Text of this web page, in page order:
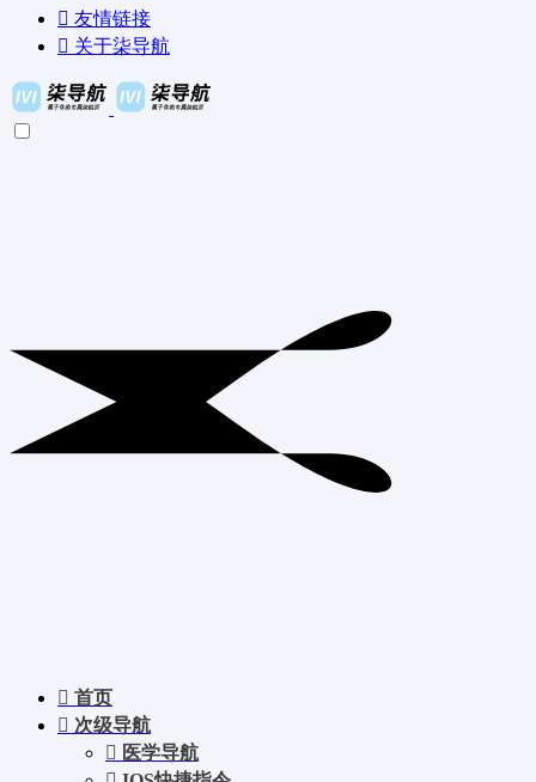
友情链接
关于柒导航
首页
次级导航
医学导航